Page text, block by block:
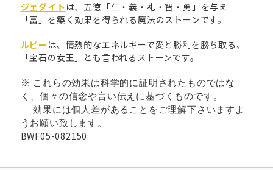
ジェダイト は、五徳「仁・義・礼・智・勇」を与え
「富」を築く効果を得られる魔法のストーンです。
ルビー は、情熱的なエネルギーで愛と勝利を勝ち取る、
「宝石の女王」とも言われるストーンです。
※ これらの効果は科学的に証明されたものではな
く、個々の信念や言い伝えに基づくものです。
効果には個人差があることをご理解下さいますよ
うお願い致します。
BWF05-082150: